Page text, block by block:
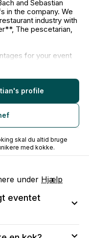
and Sebastian
in the company. We
industry with
The pescetarian,
for your event
dining menu
and atmosphere
creative dishes,
make everything
to the season.
profile
skal du altid bruge
med kokke.
under Hjælp
eventet